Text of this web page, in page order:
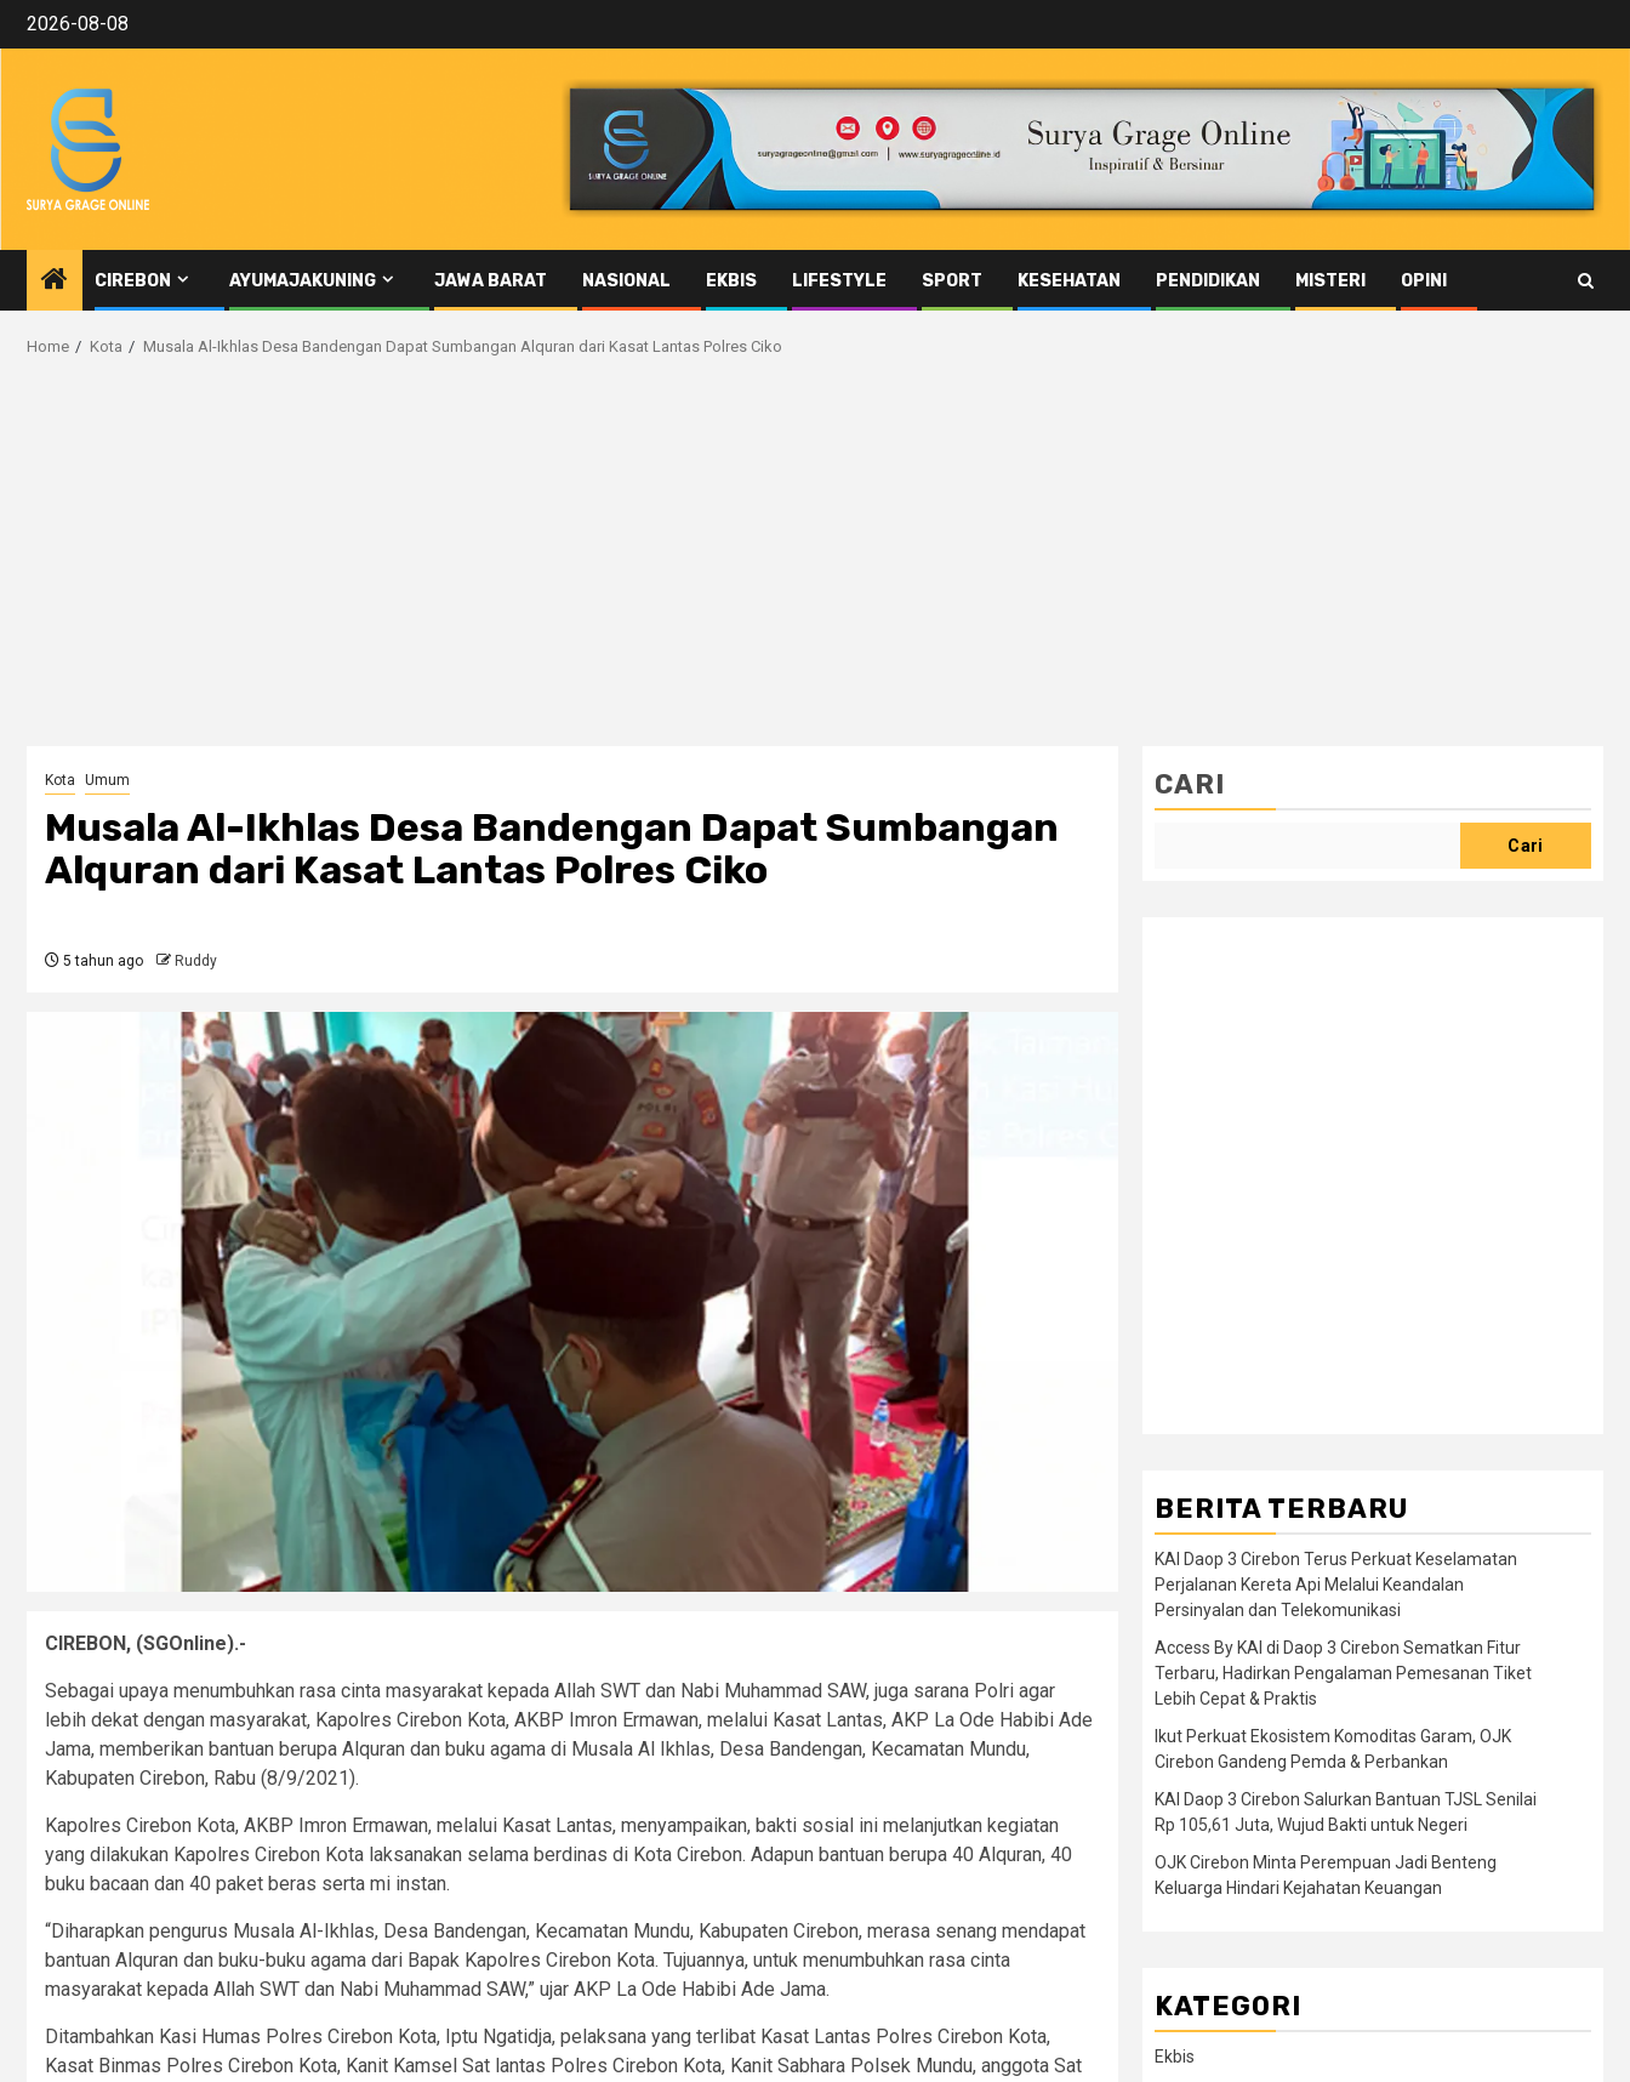
Skip2026-08-08
CIREBON AYUMAJAKUNING JAWA BARAT NASIONAL EKBIS LIFESTYLE SPORT KESEHATAN PENDIDIKAN MISTERI OPINI
Home Kota Musala Al-Ikhlas Desa Bandengan Dapat Sumbangan Alquran dari Kasat Lantas Polres Ciko
Kota Umum
Musala Al-Ikhlas Desa Bandengan Dapat Sumbangan
Alquran dari Kasat Lantas Polres Ciko
5 tahun ago Ruddy
CIREBON, (SGOnline).-
Sebagai upaya menumbuhkan rasa cinta masyarakat kepada Allah SWT dan Nabi Muhammad SAW, juga sarana Polri agar
lebih dekat dengan masyarakat, Kapolres Cirebon Kota, AKBP Imron Ermawan, melalui Kasat Lantas, AKP La Ode Habibi Ade
Jama, memberikan bantuan berupa Alquran dan buku agama di Musala Al Ikhlas, Desa Bandengan, Kecamatan Mundu,
Kabupaten Cirebon, Rabu (8/9/2021).
Kapolres Cirebon Kota, AKBP Imron Ermawan, melalui Kasat Lantas, menyampaikan, bakti sosial ini melanjutkan kegiatan
yang dilakukan Kapolres Cirebon Kota laksanakan selama berdinas di Kota Cirebon. Adapun bantuan berupa 40 Alquran, 40
buku bacaan dan 40 paket beras serta mi instan.
“Diharapkan pengurus Musala Al-Ikhlas, Desa Bandengan, Kecamatan Mundu, Kabupaten Cirebon, merasa senang mendapat
bantuan Alquran dan buku-buku agama dari Bapak Kapolres Cirebon Kota. Tujuannya, untuk menumbuhkan rasa cinta
masyarakat kepada Allah SWT dan Nabi Muhammad SAW,” ujar AKP La Ode Habibi Ade Jama.
Ditambahkan Kasi Humas Polres Cirebon Kota, Iptu Ngatidja, pelaksana yang terlibat Kasat Lantas Polres Cirebon Kota,
Kasat Binmas Polres Cirebon Kota, Kanit Kamsel Sat lantas Polres Cirebon Kota, Kanit Sabhara Polsek Mundu, anggota Sat
CARI
Cari
BERITA TERBARU
KAI Daop 3 Cirebon Terus Perkuat Keselamatan
Perjalanan Kereta Api Melalui Keandalan
Persinyalan dan Telekomunikasi
Access By KAI di Daop 3 Cirebon Sematkan Fitur
Terbaru, Hadirkan Pengalaman Pemesanan Tiket
Lebih Cepat & Praktis
Ikut Perkuat Ekosistem Komoditas Garam, OJK
Cirebon Gandeng Pemda & Perbankan
KAI Daop 3 Cirebon Salurkan Bantuan TJSL Senilai
Rp 105,61 Juta, Wujud Bakti untuk Negeri
OJK Cirebon Minta Perempuan Jadi Benteng
Keluarga Hindari Kejahatan Keuangan
KATEGORI
Ekbis